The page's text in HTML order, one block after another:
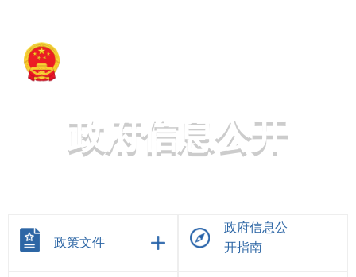
政府信息公开
政策文件
政府信息公
开指南